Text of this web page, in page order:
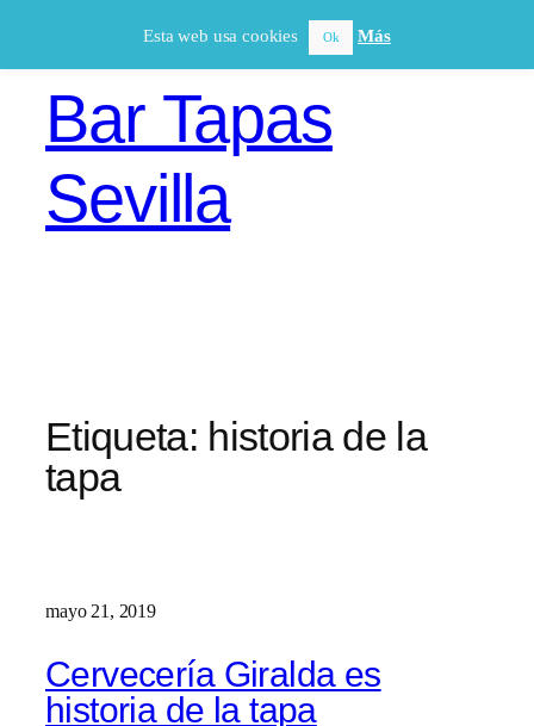
Bar Tapas
Sevilla
Etiqueta: historia de la
tapa
mayo 21, 2019
Cervecería Giralda es
historia de la tapa
Esta web usa cookies Ok Más